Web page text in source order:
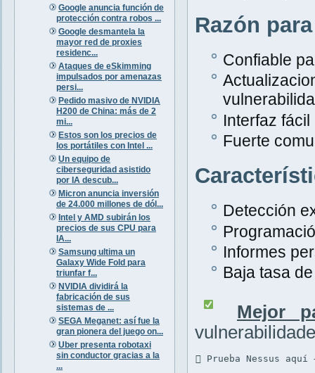
Google anuncia función de
protección contra robos ...
Google desmantela la
mayor red de proxies
residenc...
Ataques de eSkimming
impulsados por amenazas
persi...
Pedido masivo de NVIDIA
H200 de China: más de 2
mi...
Estos son los precios de
los portátiles con Intel ...
Un equipo de
ciberseguridad asistido
por IA descub...
Micron anuncia inversión
de 24.000 millones de dól...
Intel y AMD subirán los
precios de sus CPU para
IA...
Samsung ultima un
Galaxy Wide Fold para
triunfar f...
NVIDIA dividirá la
fabricación de sus
sistemas de ...
SEGA Meganet: así fue la
gran pionera del juego on...
Uber presenta robotaxi
sin conductor gracias a la
...
Razón
Confiable
Interfaz
Fuerte
Detección
Informes
Baja tasa
Mejor
 Prueba Nessus aquí